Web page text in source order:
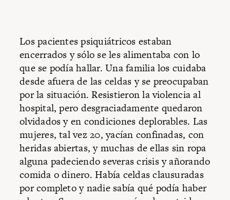
Los pacientes psiquiátricos estaban
encerrados y sólo se les alimentaba con lo
que se podía hallar. Una familia los cuidaba
desde afuera de las celdas y se preocupaban
por la situación. Resistieron la violencia al
hospital, pero desgraciadamente quedaron
olvidados y en condiciones deplorables. Las
mujeres, tal vez 20, yacían confinadas, con
heridas abiertas, y muchas de ellas sin ropa
alguna padeciendo severas crisis y añorando
comida o dinero. Había celdas clausuradas
por completo y nadie sabía qué podía haber